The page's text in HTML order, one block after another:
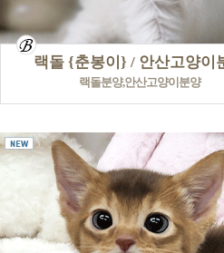
랙돌 {춘봉이} / 안산고양이
랙돌분양,안산고양이분양